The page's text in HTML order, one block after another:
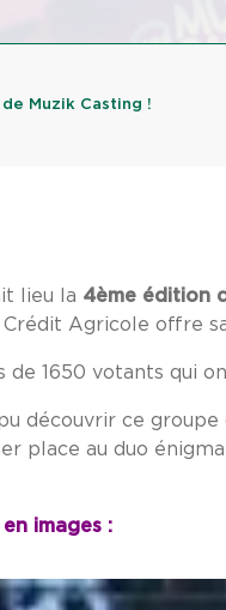
Muzik Casting !
lieu la 4ème édition
Agricole offre
de 1650 votants qui
découvrir ce
place au duo
images :